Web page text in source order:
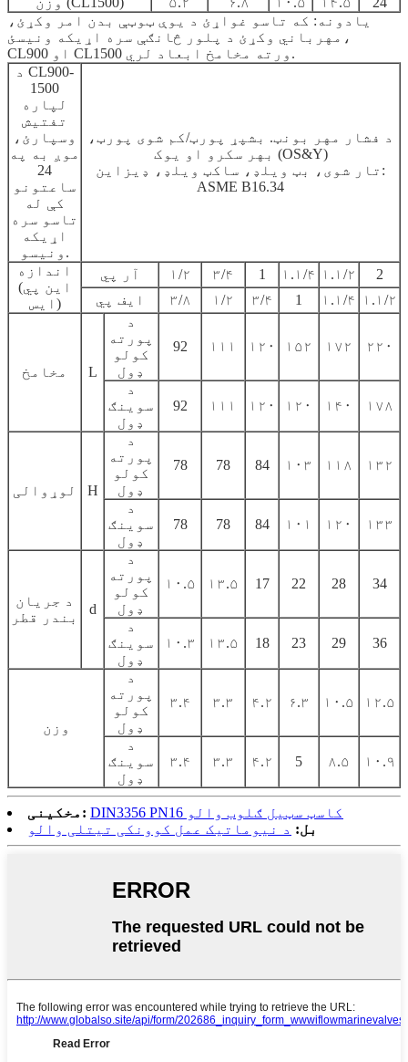
یادونه: که تاسو غواړئ د یوې ټوټې بدن امر وکړئ،
مهرباني وکړئ د پلور څانګې سره اړیکه ونیسئ،
CL900 او CL1500 ورته مخامخ ابعاد لري.
د CL900-
1500
لپاره
تفتیش
وسپارئ،
موږ به په
24
ساعتونو
کې له
تاسو سره
اړیکه
ونیسو.
د فشار مهر بونټ. بشپړ پورټ/کم شوی پورټ،
بهر سکرو او یوک (OS&Y)
تار شوی، بټ ویلډ، ساکټ ویلډ، ډیزاین:
ASME B16.34
اندازه
(این پي
ایس)
آر پي ۱/۲ ۳/۴ 1 ۱.۱/۴ ۱.۱/۲
2
ایف پي
۳/۸ ۱/۲ ۳/۴ 1 ۱.۱/۴ ۱.۱/۲
مخامخ L
د
پورته
کولو
ډول
92 ۱۱۱ ۱۲۰ ۱۵۲ ۱۷۲ ۲۲۰
د
سوینګ
ډول
92 ۱۱۱ ۱۲۰ ۱۲۰ ۱۴۰ ۱۷۸
لوړوالی H
د
پورته
کولو
ډول
78 78 84 ۱۰۳ ۱۱۸ ۱۳۲
د
سوینګ
ډول
78 78 84 ۱۰۱ ۱۲۰ ۱۳۳
د جریان
بندر قطر
d
د
پورته
کولو
ډول
۱۰.۵ ۱۳.۵ 17 22 28 34
د
سوینګ
ډول
۱۰.۳ ۱۳.۵ 18 23 29 36
وزن
د
پورته
کولو
ډول
۳.۴ ۳.۳ ۴.۲ ۶.۳ ۱۰.۵ ۱۲.۵
د
سوینګ
ډول
۳.۴ ۳.۳ ۴.۲ 5 ۸.۵ ۱۰.۹
مخکینی:
DIN3356 PN16 کاسټ سټیل ګلوب والو
بل: د نیوماتیک عمل کوونکی تیتلی والو